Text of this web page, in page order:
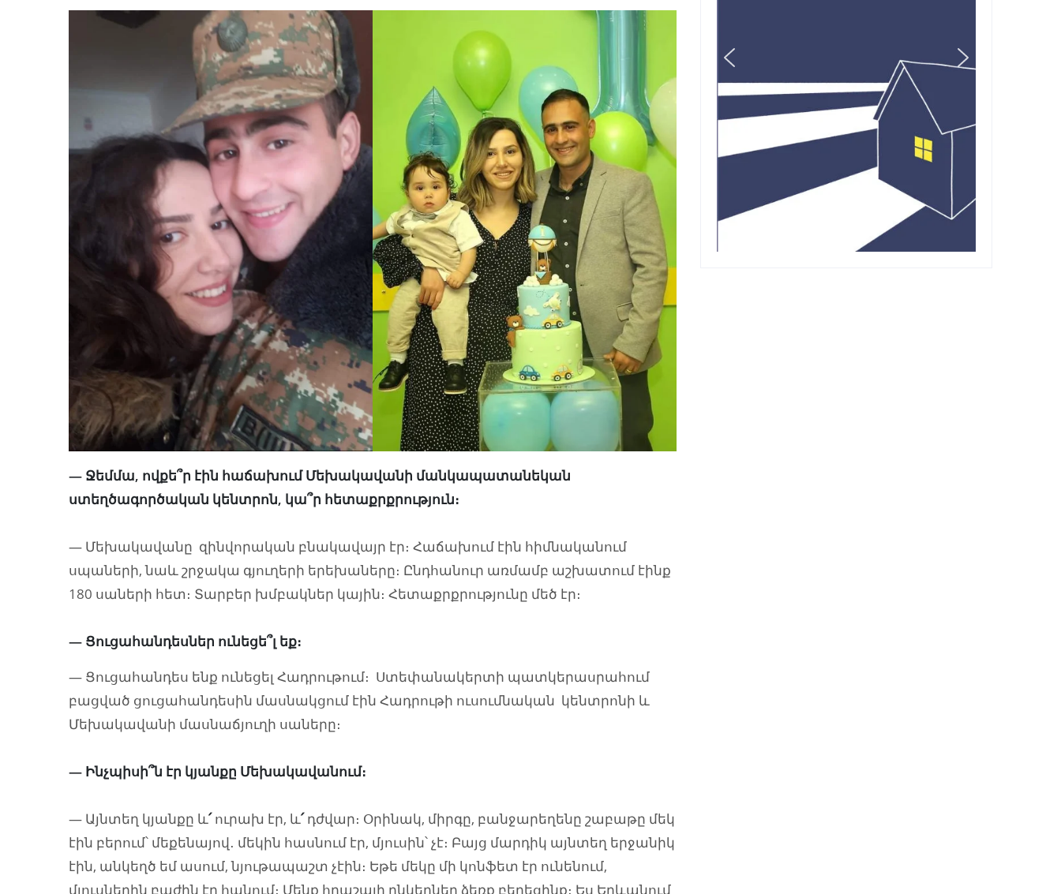
— Ջեմմա, ովքե՞ր էին հաճախում Մեխակավանի մանկապատանեկան
ստեղծագործական կենտրոն, կա՞ր հետաքրքրություն։
— Մեխակավանը զինվորական բնակավայր էր։ Հաճախում էին հիմնականում
սպաների, նաև շրջակա գյուղերի երեխաները։ Ընդհանուր առմամբ աշխատում էինք
180 սաների հետ։ Տարբեր խմբակներ կային։ Հետաքրքրությունը մեծ էր։
— Ցուցահանդեսներ ունեցե՞լ եք։
— Ցուցահանդես ենք ունեցել Հադրութում։ Ստեփանակերտի պատկերասրահում
բացված ցուցահանդեսին մասնակցում էին Հադրութի ուսումնական կենտրոնի և
Մեխակավանի մասնաճյուղի սաները։
— Ինչպիսի՞ն էր կյանքը Մեխակավանում։
— Այնտեղ կյանքը և՛ուրախ էր, և՛դժվար։ Օրինակ, միրգը, բանջարեղենը շաբաթը մեկ
էին բերում՝ մեքենայով․ մեկին հասնում էր, մյուսին՝ չէ։ Բայց մարդիկ այնտեղ երջանիկ
էին, անկեղծ եմ ասում, նյութապաշտ չէին։ Եթե մեկը մի կոնֆետ էր ունենում,
մյուսներին բաժին էր հանում։ Մենք հրաշալի ընկերներ ձեռք բերեցինք։ Ես Երևանում